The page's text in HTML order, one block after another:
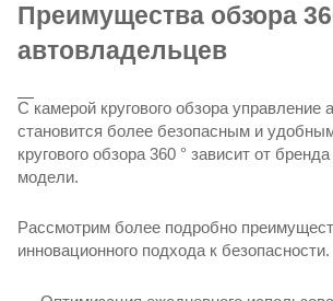
Преимущества обзора
автовладельцев
С камерой кругового обзора управление
становится более безопасным и
кругового обзора 360 ° зависит от
модели.
Рассмотрим более подробно
инновационного подхода к безопасности.